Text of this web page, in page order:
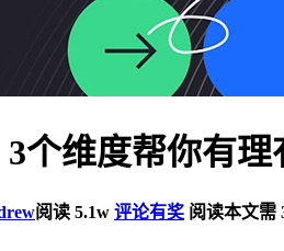
个维度帮你有
阅读 5.1w 评论有奖 阅读本文需